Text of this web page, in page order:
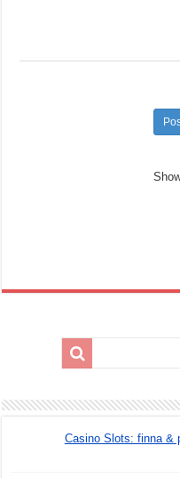
Casino Slots: finna &